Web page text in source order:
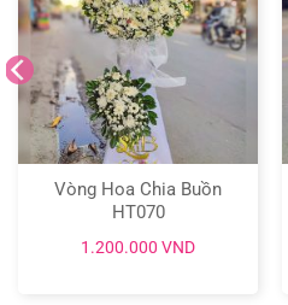
Vòng Hoa Chia Buồn
HT070
1.200.000 VND